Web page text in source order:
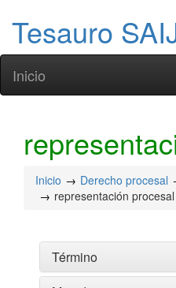
Tesauro
Inicio
Inicio Derecho procesal
representación procesal
Término